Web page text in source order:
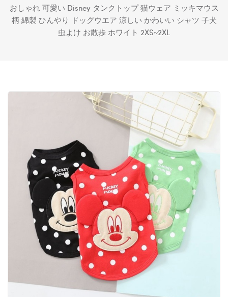
おしゃれ 可愛い Disney タンクトップ 猫ウェア ミッキマウス
柄 綿製 ひんやり ドッグウエア 涼しい かわいい シャツ 子犬
虫よけ お散歩 ホワイト 2XS~2XL